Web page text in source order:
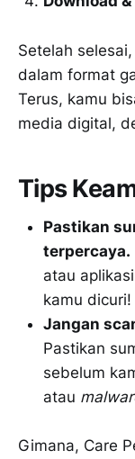
Setelah
dalam format
Terus, kamu
media digital,
Tips
Pastikan
terpercaya.
atau
kamu dicuri!
Jangan
Pastikan
sebelum
atau
Gimana, Care